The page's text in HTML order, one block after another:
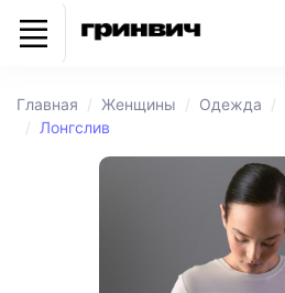
Главная Женщины Одежда
Лонгслив